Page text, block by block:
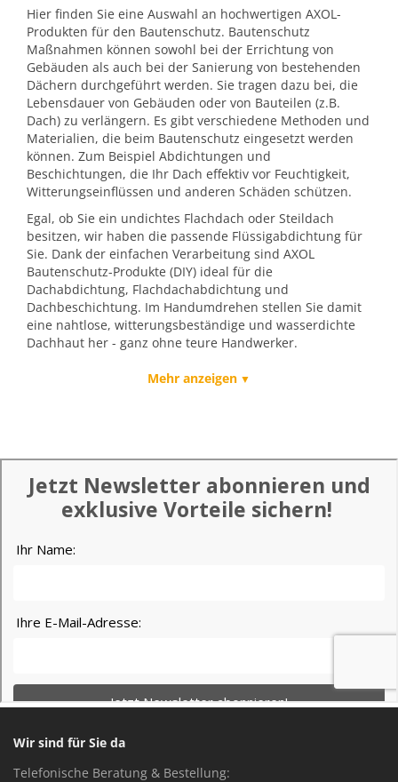
Hier finden Sie eine Auswahl an hochwertigen AXOL-
Produkten für den Bautenschutz. Bautenschutz
Maßnahmen können sowohl bei der Errichtung von
Gebäuden als auch bei der Sanierung von bestehenden
Dächern durchgeführt werden. Sie tragen dazu bei, die
Lebensdauer von Gebäuden oder von Bauteilen (z.B.
Dach) zu verlängern. Es gibt verschiedene Methoden und
Materialien, die beim Bautenschutz eingesetzt werden
können. Zum Beispiel Abdichtungen und
Beschichtungen, die Ihr Dach effektiv vor Feuchtigkeit,
Witterungseinflüssen und anderen Schäden schützen.
Egal, ob Sie ein undichtes Flachdach oder Steildach
besitzen, wir haben die passende Flüssigabdichtung für
Sie. Dank der einfachen Verarbeitung sind AXOL
Bautenschutz-Produkte (DIY) ideal für die
Dachabdichtung, Flachdachabdichtung und
Dachbeschichtung. Im Handumdrehen stellen Sie damit
eine nahtlose, witterungsbeständige und wasserdichte
Dachhaut her - ganz ohne teure Handwerker.
Mehr anzeigen
Wir sind für Sie da
Telefonische Beratung & Bestellung: